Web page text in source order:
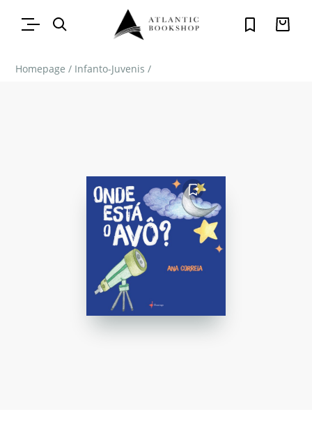
Homepage / Infanto-Juvenis /
FAVORITO